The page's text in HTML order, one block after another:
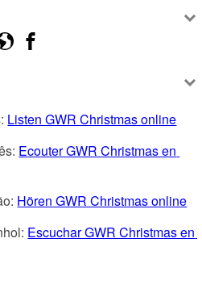
Listen GWR Christmas online
Ecouter GWR Christmas en
Hören GWR Christmas online
Escuchar GWR Christmas en